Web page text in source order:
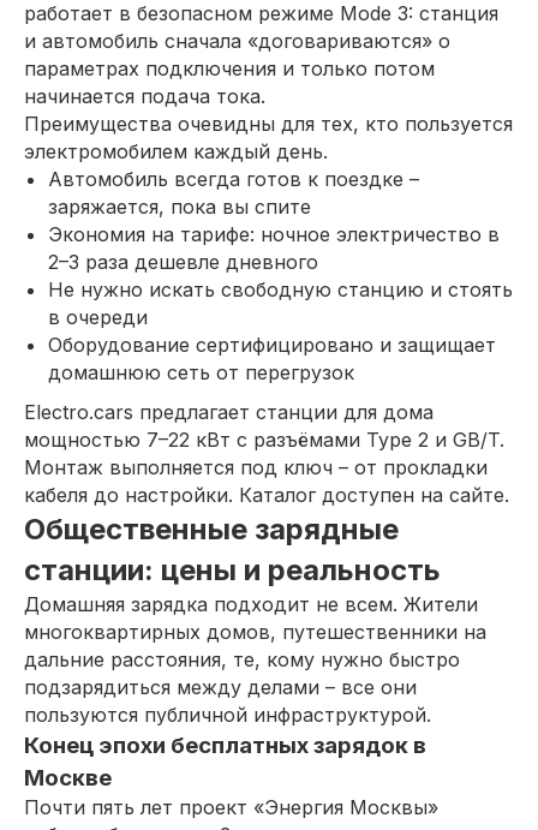
работает в безопасном режиме Mode 3: станция
и автомобиль сначала «договариваются» о
параметрах подключения и только потом
начинается подача тока.
Преимущества очевидны для тех, кто пользуется
электромобилем каждый день.
Автомобиль всегда готов к поездке –
заряжается, пока вы спите
Экономия на тарифе: ночное электричество в
2–3 раза дешевле дневного
Не нужно искать свободную станцию и стоять
в очереди
Оборудование сертифицировано и защищает
домашнюю сеть от перегрузок
Electro.cars предлагает станции для дома
мощностью 7–22 кВт с разъёмами Type 2 и GB/T.
Монтаж выполняется под ключ – от прокладки
кабеля до настройки. Каталог доступен на сайте.
Общественные зарядные
станции: цены и реальность
Домашняя зарядка подходит не всем. Жители
многоквартирных домов, путешественники на
дальние расстояния, те, кому нужно быстро
подзарядиться между делами – все они
пользуются публичной инфраструктурой.
Конец эпохи бесплатных зарядок в
Москве
Почти пять лет проект «Энергия Москвы»